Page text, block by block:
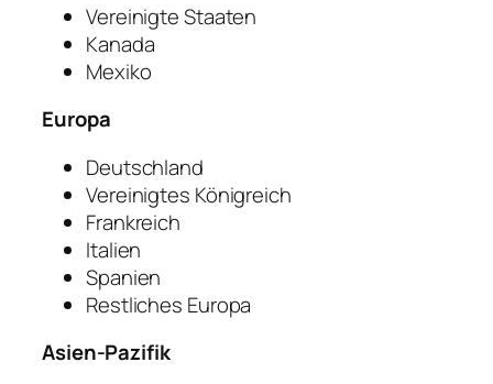
Vereinigte Staaten
Kanada
Mexiko
Europa
Deutschland
Vereinigtes Königreich
Frankreich
Italien
Spanien
Restliches Europa
Asien-Pazifik